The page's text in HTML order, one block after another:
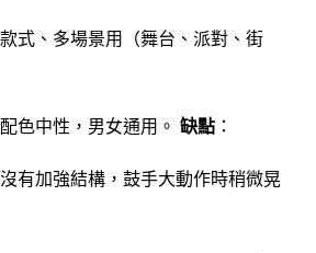
式、多場景用（舞台、派對、街
色中性，男女通用。 缺點 ：
有加強結構，鼓手大動作時稍微晃